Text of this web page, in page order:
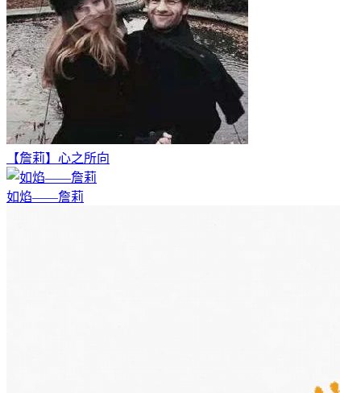
【詹莉】心之所向
如焰——詹莉